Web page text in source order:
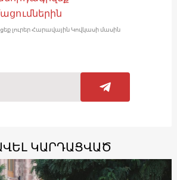
լուրեր Հարավային Կովկասի մասին
ԿԱՐԴԱՑՎԱԾ